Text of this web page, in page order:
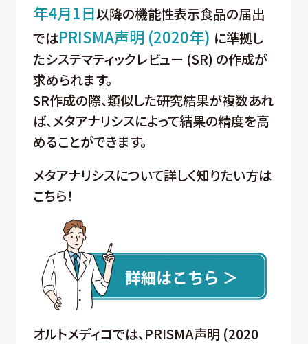
年4月1日以降の機能性表示食品の届出
ではPRISMA声明 (2020年) に準拠し
たシステマティックレビュー (SR) の作成が
求められます。
SR作成の際、類似した研究結果が複数あれ
ば、メタアナリシスによって結果の精度を高
めることができます。
メタアナリシスについて詳しく知りたい方は
こちら！
オルトメディコでは、PRISMA声明 (2020